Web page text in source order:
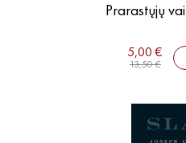
Prarastųjų
5,00 €
13,50 €